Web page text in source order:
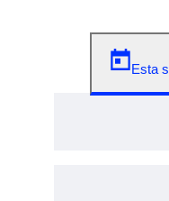
Esta